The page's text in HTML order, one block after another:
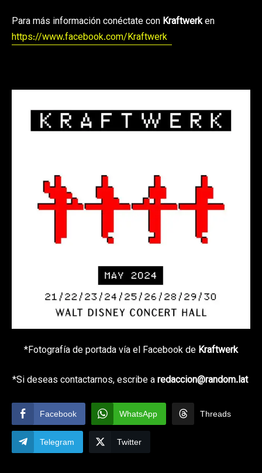
Para más información conéctate con Kraftwerken
https://www.facebook.com/Kraftwerk
*Fotografía de portada vía el Facebook de Kraftwerk
*Si deseas contactarnos, escribe aredaccion@random.lat
Facebook WhatsApp Threads
Telegram Twitter